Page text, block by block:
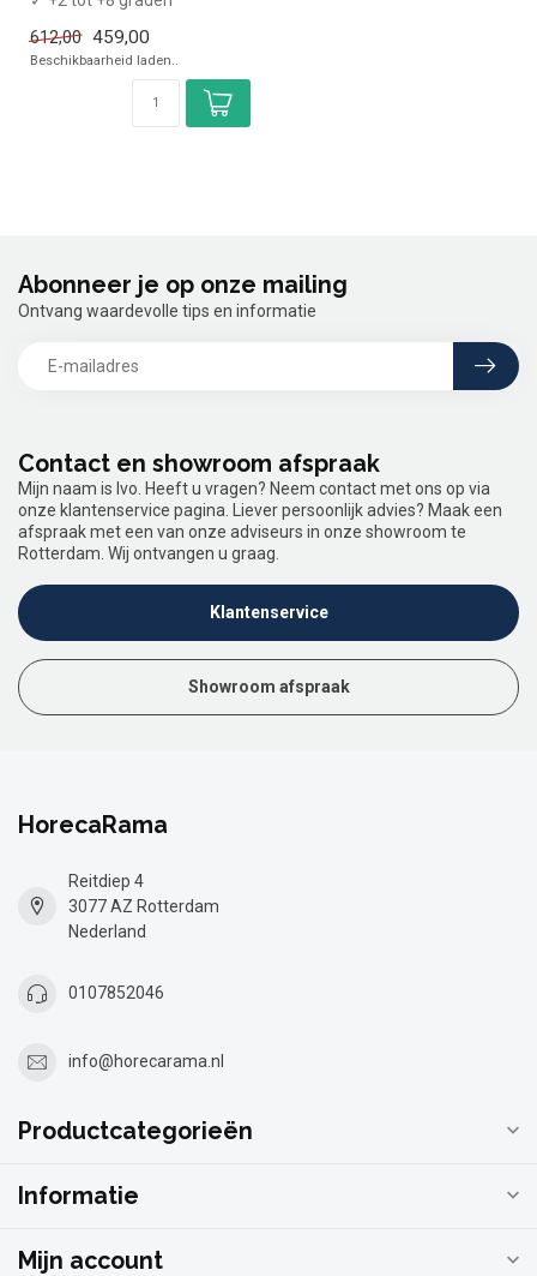
✓ Breedte 60 cm...
612,00 459,00
Beschikbaarheid laden..
Contact en showroom afspraak
Mijn naam is Ivo. Heeft u vragen? Neem contact met ons op via
onze klantenservice pagina. Liever persoonlijk advies? Maak een
afspraak met een van onze adviseurs in onze showroom te
Rotterdam. Wij ontvangen u graag.
Klantenservice
Showroom afspraak
Abonneer je op onze mailing
Ontvang waardevolle tips en informatie
HorecaRama
Reitdiep 4
3077 AZ Rotterdam
Nederland
0107852046
info@horecarama.nl
Productcategorieën
Informatie
Mijn account